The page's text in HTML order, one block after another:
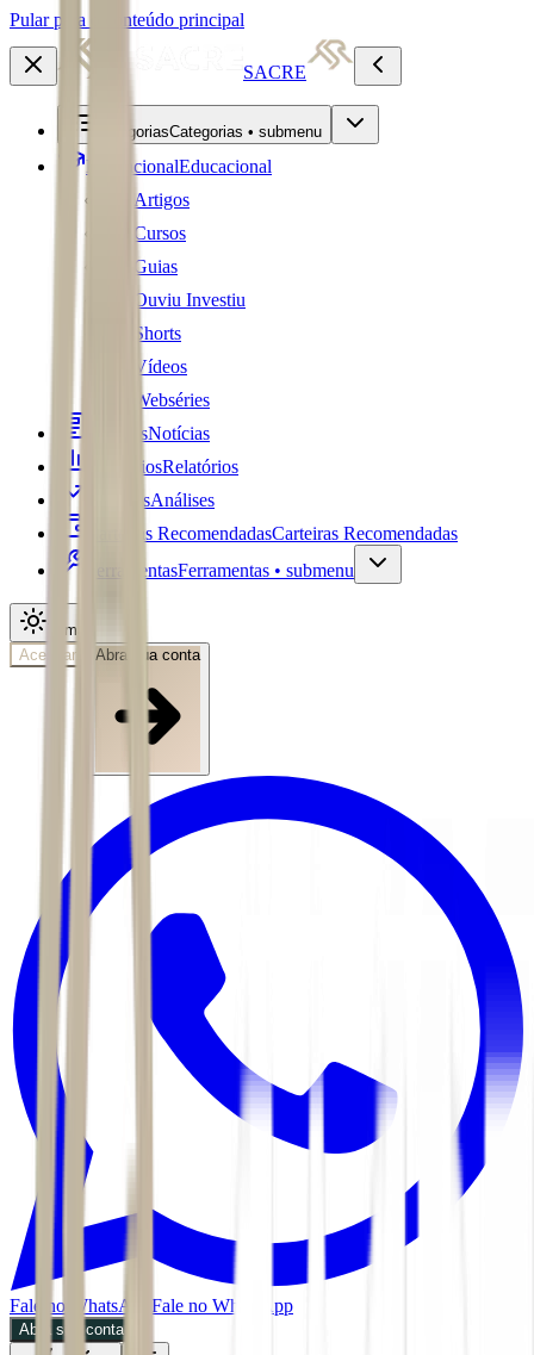
Pular para o conteúdo principal
SACRE
CategoriasCategorias • submenu
EducacionalEducacional
Artigos
Cursos
Guias
Ouviu Investiu
Shorts
Vídeos
Webséries
NotíciasNotícias
RelatóriosRelatórios
AnálisesAnálises
Carteiras RecomendadasCarteiras Recomendadas
FerramentasFerramentas • submenu
Tema
Acessar
Abra sua conta
Fale no WhatsApp Fale no WhatsApp
Abra sua conta